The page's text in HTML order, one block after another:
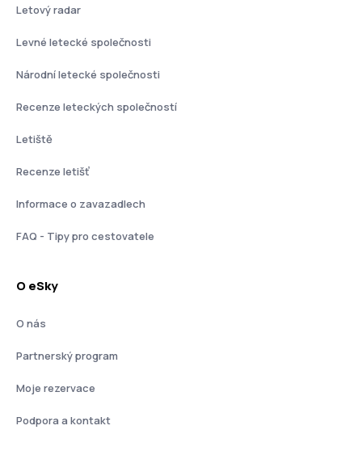
Letový radar
Levné letecké společnosti
Národní letecké společnosti
Recenze leteckých společností
Letiště
Recenze letišť
Informace o zavazadlech
FAQ - Tipy pro cestovatele
O eSky
O nás
Partnerský program
Moje rezervace
Podpora a kontakt